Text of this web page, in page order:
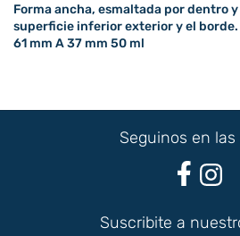
Forma ancha, esmaltada por dentro
superficie inferior exterior y el borde.
61 mm A 37 mm 50 ml
Seguinos en las
Suscribite a